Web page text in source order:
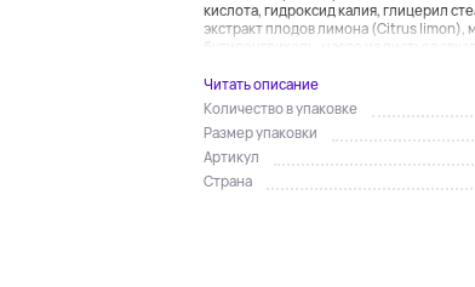
кислота, гидроксид калия, глицерил
экстракт плодов лимона (Citrus limon),
бутиленгликоль, масло из листьев
Читать описание
Количество в упаковке
Размер упаковки
Артикул
Страна